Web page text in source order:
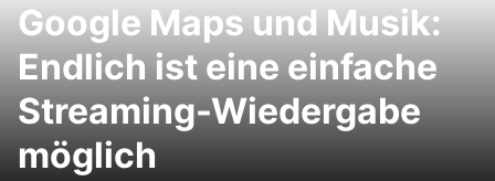
Google Maps und Musik:
Endlich ist eine einfache
Streaming-Wiedergabe
möglich